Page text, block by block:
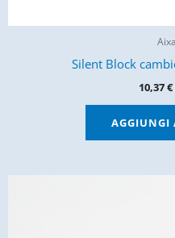
Silent Block
10,37€
AGGIUNGI